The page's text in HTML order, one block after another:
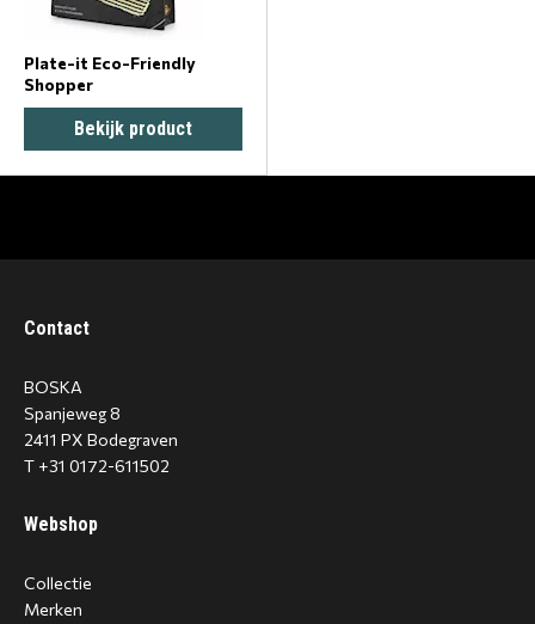
Plate-it Eco-Friendly
Shopper
Bekijk product
Contact
BOSKA
Spanjeweg 8
2411 PX Bodegraven
T +31 0172-611502
Webshop
Collectie
Merken